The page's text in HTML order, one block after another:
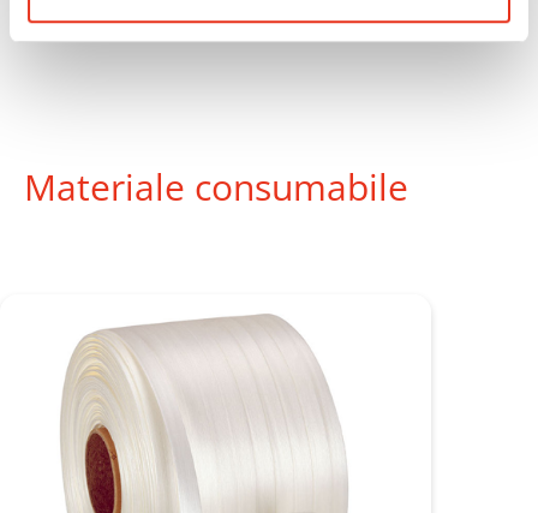
Materiale consumabile